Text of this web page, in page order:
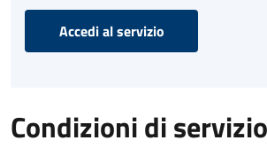
Accedi al servizio
Condizioni di servizio